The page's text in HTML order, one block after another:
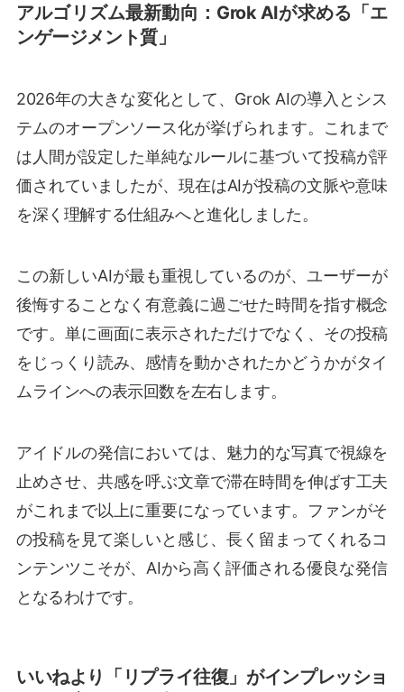
アルゴリズム最新動向：Grok AIが求める「エ
ンゲージメント質」
2026年の大きな変化として、Grok AIの導入とシス
テムのオープンソース化が挙げられます。これまで
は人間が設定した単純なルールに基づいて投稿が評
価されていましたが、現在はAIが投稿の文脈や意味
を深く理解する仕組みへと進化しました。
この新しいAIが最も重視しているのが、ユーザーが
後悔することなく有意義に過ごせた時間を指す概念
です。単に画面に表示されただけでなく、その投稿
をじっくり読み、感情を動かされたかどうかがタイ
ムラインへの表示回数を左右します。
アイドルの発信においては、魅力的な写真で視線を
止めさせ、共感を呼ぶ文章で滞在時間を伸ばす工夫
がこれまで以上に重要になっています。ファンがそ
の投稿を見て楽しいと感じ、長く留まってくれるコ
ンテンツこそが、AIから高く評価される優良な発信
となるわけです。
いいねより「リプライ往復」がインプレッショ